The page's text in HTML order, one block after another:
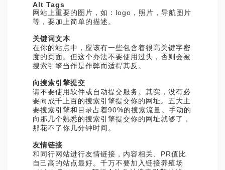
Alt Tags
网站上重要的图片，如：logo，照片，导航图片
等，要加上简单的描述。
关键词文本
在你的站点中，应该有一些包含着很高关键字密
度的页面。但这个办法不要使用过头，否则会被
搜索引擎当作是作弊而适得其反。
向搜索引擎提交
请不要使用软件或自动提交服务。其实，没有必
要向成千上百的搜索引擎提交你的网址。五大主
要搜索引擎和目录占着90%的搜索流量。手动的
向那几个熟悉的搜索引擎提交你的网址就够了，
那花不了你几分钟时间。
友情链接
和同行网站进行友情链接，内容相关、PR值比
自己高的站点最好。千万不要加入链接养殖场